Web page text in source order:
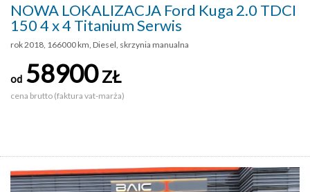
NOWA LOKALIZACJA Ford Kuga 2.0 TDCI
150 4 x 4 Titanium Serwis
rok 2018, 166000 km, Diesel, skrzynia manualna
od 58900ZŁ
cena brutto (faktura vat-marża)